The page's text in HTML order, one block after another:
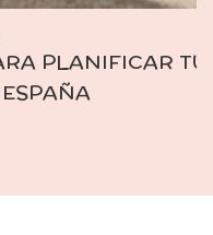
VISITA A PUY